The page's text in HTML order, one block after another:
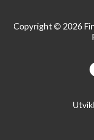
Copyright © 2026